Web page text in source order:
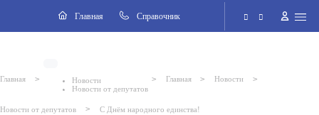
Главная Cправочник
Версия для слабовидящих
Главная >
Новости
Новости от депутатов
> Главная > Новости >
Новости от депутатов > С Днём народного единства!